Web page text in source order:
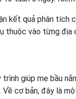
kết quả phân tích
thuộc vào từng
giúp mẹ bầu
cơ bản, đây là